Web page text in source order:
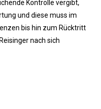
Kontrolle vergibt,
und diese muss im
bis hin zum Rücktritt
nach sich